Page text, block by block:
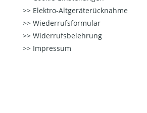
Elektro-Altgeräterücknahme
Wiederrufsformular
Widerrufsbelehrung
Impressum